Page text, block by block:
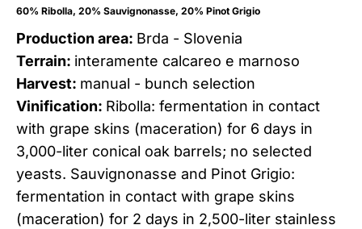
60% Ribolla, 20% Sauvignonasse, 20% Pinot Grigio
Production area: Brda - Slovenia
Terrain: interamente calcareo e marnoso
Harvest: manual - bunch selection
Vinification: Ribolla: fermentation in contact
with grape skins (maceration) for 6 days in
3,000-liter conical oak barrels; no selected
yeasts. Sauvignonasse and Pinot Grigio:
fermentation in contact with grape skins
(maceration) for 2 days in 2,500-liter stainless